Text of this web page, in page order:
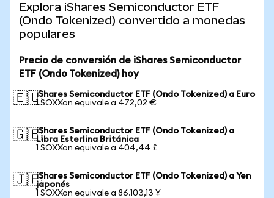
Explora iShares Semiconductor ETF
(Ondo Tokenized) convertido a monedas
populares
Precio de conversión de iShares Semiconductor
ETF (Ondo Tokenized) hoy
🇪🇺iShares Semiconductor ETF (Ondo Tokenized) a Euro
1 SOXXon equivale a 472,02 €
🇬🇧iShares Semiconductor ETF (Ondo Tokenized) a
Libra Esterlina Británica
1 SOXXon equivale a 404,44 £
🇯🇵iShares Semiconductor ETF (Ondo Tokenized) a Yen
japonés
1 SOXXon equivale a 86.103,13 ¥